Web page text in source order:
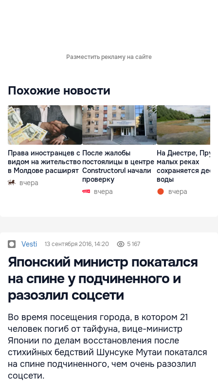
Разместить рекламу на сайте
Похожие новости
Права иностранцев с
видом на жительство
в Молдове расширят
вчера
После жалобы
постоялицы в центре
Constructorul начали
проверку
вчера
На Днестре,
малых реках
сохраняется
воды
вчера
Vesti 13 сентября 2016, 14:20 5 167
Японский министр покатался
на спине у подчиненного и
разозлил соцсети
Во время посещения города, в котором 21
человек погиб от тайфуна, вице-министр
Японии по делам восстановления после
стихийных бедствий Шунсуке Мутаи покатался
на спине подчиненного, чем очень разозлил
соцсети.